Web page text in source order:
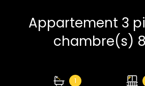
Appartement 3 pièce(s) 2
1